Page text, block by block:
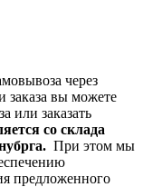
через
вы можете
или заказать
со склада
При этом мы
предложенного